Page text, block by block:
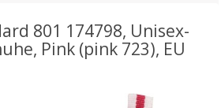
801 174798, Unisex-
Pink (pink 723), EU